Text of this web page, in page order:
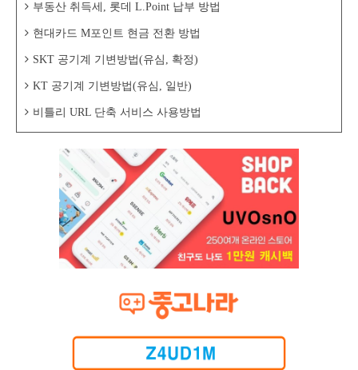
부동산 취득세, 롯데 L.Point 납부 방법
현대카드 M포인트 현금 전환 방법
SKT 공기계 기변방법(유심, 확정)
KT 공기계 기변방법(유심, 일반)
비틀리 URL 단축 서비스 사용방법